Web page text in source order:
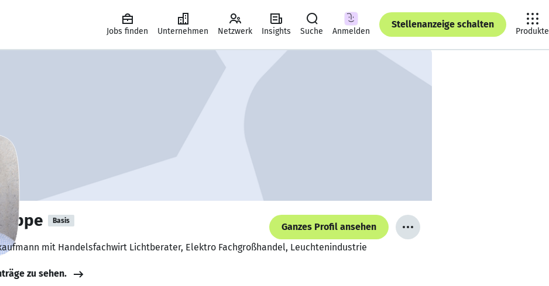
Jobs finden Unternehmen Netzwerk Insights Suche Anmelden
Stellenanzeige schalten
Produkte
Basis
Ganzes Profil ansehen
mit Handelsfachwirt Lichtberater, Elektro Fachgroßhandel, Leuchtenindustrie
zu sehen.